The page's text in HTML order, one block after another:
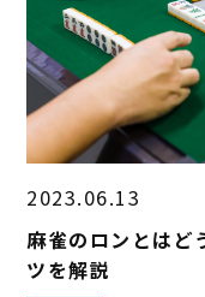
2023.06.13
麻雀のロンとはど
ツを解説